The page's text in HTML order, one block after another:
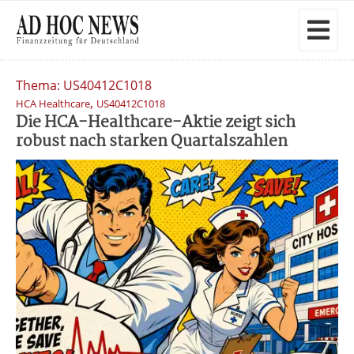
Thema: US40412C1018
HCA Healthcare, US40412C1018
Die HCA-Healthcare-Aktie zeigt sich
robust nach starken Quartalszahlen